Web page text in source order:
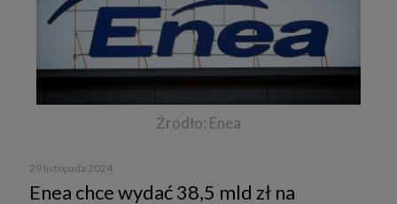
Źródło: Enea
29 listopada 2024
Enea chce wydać 38,5 mld zł na